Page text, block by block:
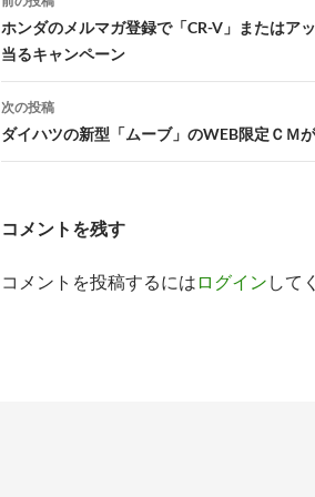
稿
ナ
ビ
ゲ
シ
ホンダのメルマガ登録で「CR-V」またはア
当るキャンペーン
次の投稿
ダイハツの新型「ムーブ」のWEB限定ＣＭ
コメントを残す
コメントを投稿するには ログイン して